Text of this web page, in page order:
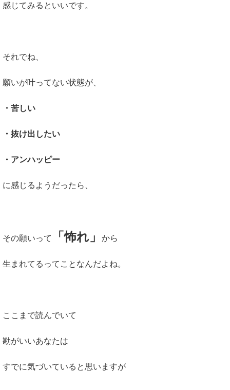
感じてみるといいです。
それでね、
願いが叶ってない状態が、
・苦しい
・抜け出したい
・アンハッピー
に感じるようだったら、
その願いって 「怖れ」 から
生まれてるってことなんだよね。
ここまで読んでいて
勘がいいあなたは
すでに気づいていると思いますが